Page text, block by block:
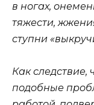
в ногах,
тяжести,
ступни «
Как следствие,
подобные